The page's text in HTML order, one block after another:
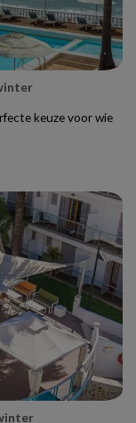
keuze voor wie